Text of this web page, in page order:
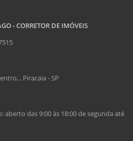
- CORRETOR DE IMÓVEIS
, Piracaia - SP
das 9:00 às 18:00 de segunda até